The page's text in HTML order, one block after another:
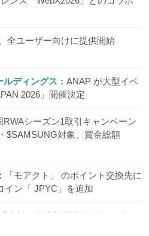
全ユーザー向けに提供開始
ディングス
ANAP が大型イベ
2026」開催決定
RWAシーズン1取引キャンペーン
$SAMSUNG対象、賞金総額
「モアクト」 のポイント交換先に
イン「 JPYC」を追加
会社
信託型円建てステーブル